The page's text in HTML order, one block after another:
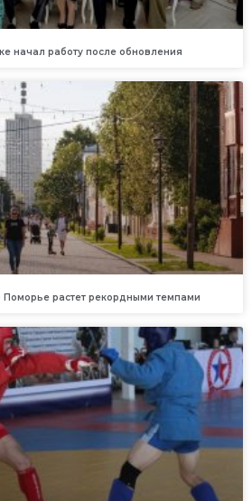
начал работу после обновления
Поморье растет рекордными темпами